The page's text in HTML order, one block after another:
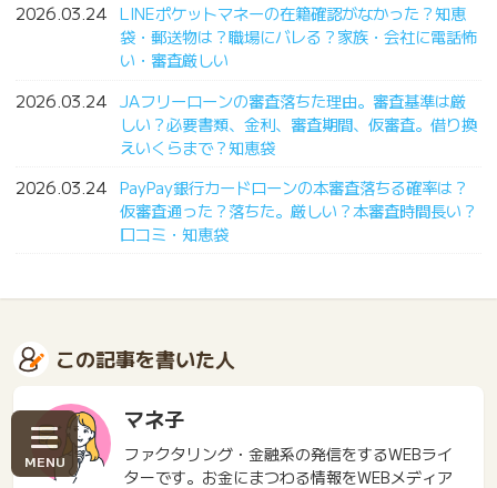
2026.03.24 LINEポケットマネーの在籍確認がなかった？知恵
袋・郵送物は？職場にバレる？家族・会社に電話怖
い・審査厳しい
2026.03.24 JAフリーローンの審査落ちた理由。審査基準は厳
しい？必要書類、金利、審査期間、仮審査。借り換
えいくらまで？知恵袋
2026.03.24 PayPay銀行カードローンの本審査落ちる確率は？
仮審査通った？落ちた。厳しい？本審査時間長い？
口コミ・知恵袋
この記事を書いた人
マネ子
ファクタリング・金融系の発信をするWEBライ
ターです。お金にまつわる情報をWEBメディア